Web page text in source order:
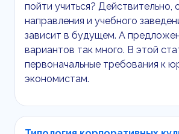
пойти учиться? Действительно,
направления и учебного
зависит в будущем. А
вариантов так много. В этой
первоначальные требования к
экономистам.